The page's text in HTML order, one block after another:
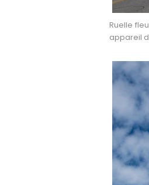
Ruelle
appareil